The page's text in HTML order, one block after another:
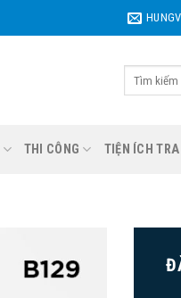
Tìm
THI CÔNG TIỆN ÍCH